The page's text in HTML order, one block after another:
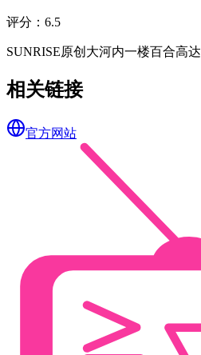
评分 ： 6.5
SUNRISE原创 大河内一楼百合高达
相关链接
官方网站